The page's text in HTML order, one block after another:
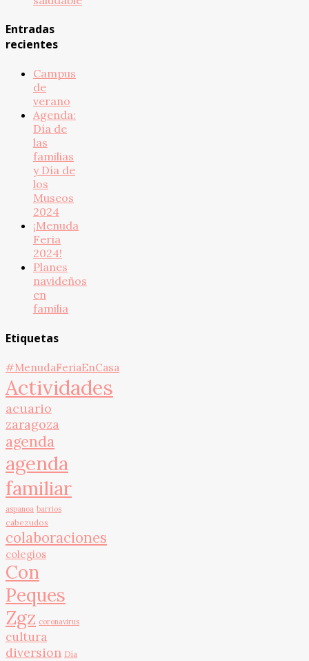
Entradas
recientes
Campus
de
verano
Agenda:
Día de
las
familias
y Día de
los
Museos
2024
¡Menuda
Feria
2024!
Planes
navideños
en
familia
Etiquetas
#MenudaFeriaEnCasa
Actividades
acuario
zaragoza
agenda
agenda
familiar
aspanoa barrios
cabezudos
colaboraciones
colegios
Con
Peques
Zgz coronavirus
cultura
diversion Día